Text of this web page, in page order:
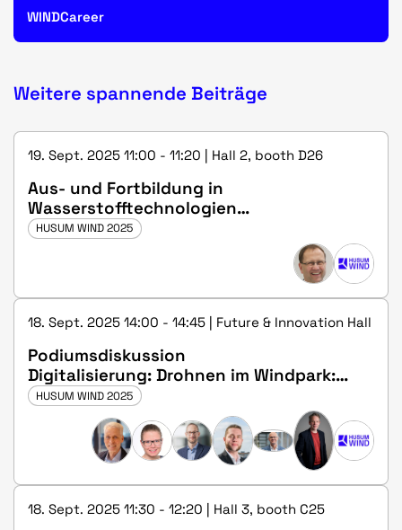
WINDCareer
Weitere spannende Beiträge
19. Sept. 2025 11:00 - 11:20 | Hall 2, booth D26
Aus- und Fortbildung in
Wasserstofftechnologien
(Vortragssaprache: Deutsch)
HUSUM WIND 2025
18. Sept. 2025 14:00 - 14:45 | Future & Innovation Hall
Podiumsdiskussion
Digitalisierung: Drohnen im Windpark:
Gamechanger oder überbewertetes
HUSUM WIND 2025
18. Sept. 2025 11:30 - 12:20 | Hall 3, booth C25